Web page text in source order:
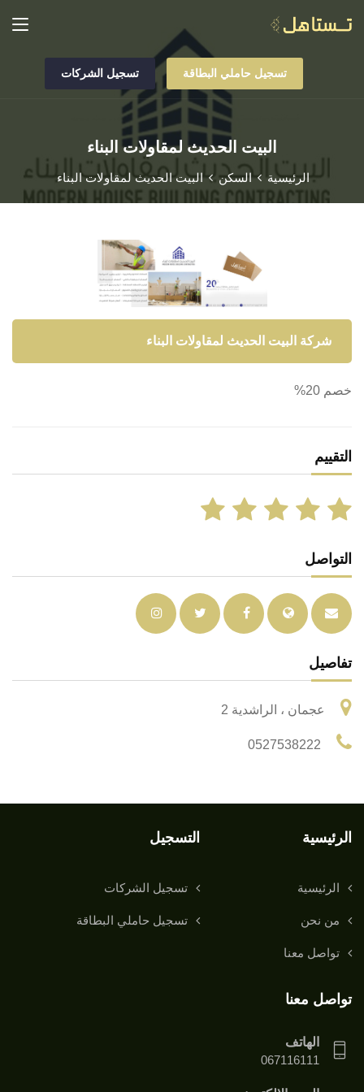
تسجيل حاملي البطاقة تسجيل الشركات
البيت الحديث لمقاولات البناء
الرئيسية السكن البيت الحديث لمقاولات البناء
شركة البيت الحديث لمقاولات البناء
خصم 20%
التقييم
التواصل
تفاصيل
عجمان ، الراشدية 2
الرئيسية
الرئيسية
من نحن
تواصل معنا
التسجيل
تسجيل الشركات
تسجيل حاملي البطاقة
تواصل معنا
الهاتف
067116111